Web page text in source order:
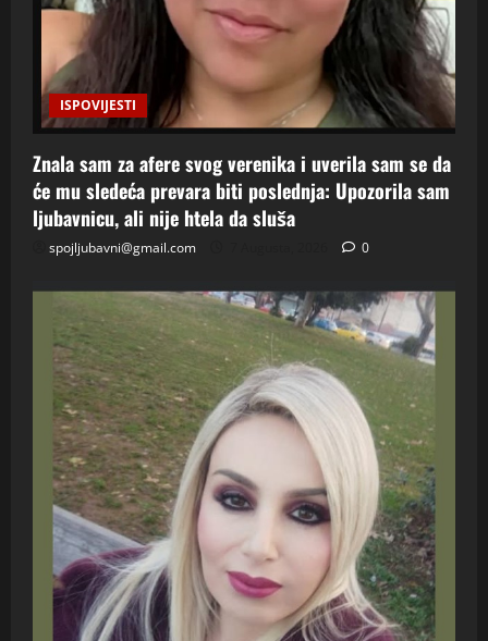
ISPOVIJESTI
Znala sam za afere svog verenika i uverila sam se da
će mu sledeća prevara biti poslednja: Upozorila sam
ljubavnicu, ali nije htela da sluša
spojljubavni@gmail.com 0